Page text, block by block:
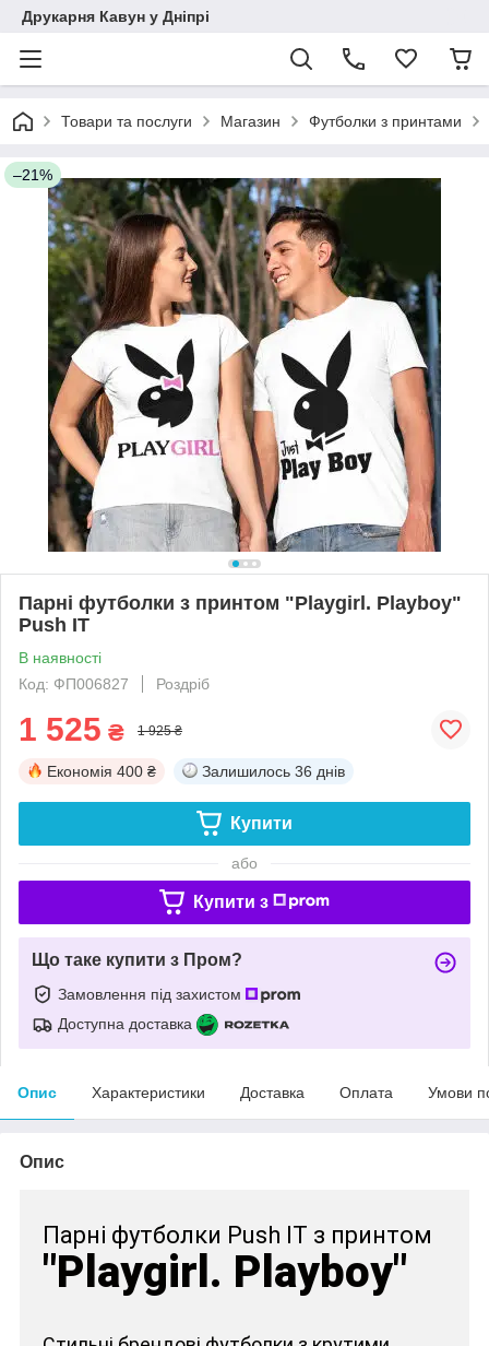
Друкарня Кавун у Дніпрі
Товари та послуги Магазин Футболки з принтами
–21%
Парні футболки з принтом "Playgirl. Playboy"
Push IT
В наявності
Код: ФП006827
Роздріб
1 525 ₴ 1 925 ₴
Економія 400 ₴ Залишилось 36 днів
Купити
або
Купити з
Що таке купити з Пром?
Замовлення під захистом
Доступна доставка
Опис Характеристики Доставка Оплата Умови
Опис
Парні футболки Push IT з принтом
"Playgirl. Playboy"